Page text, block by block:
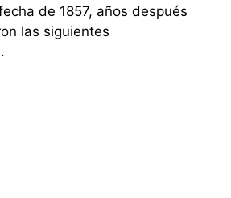
de 1857, años después
las siguientes